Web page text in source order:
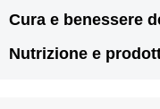
Prodotti tricologici
Prodotti antiforfora
Cura e benessere
Prodotti per doppie
Nutrizione e